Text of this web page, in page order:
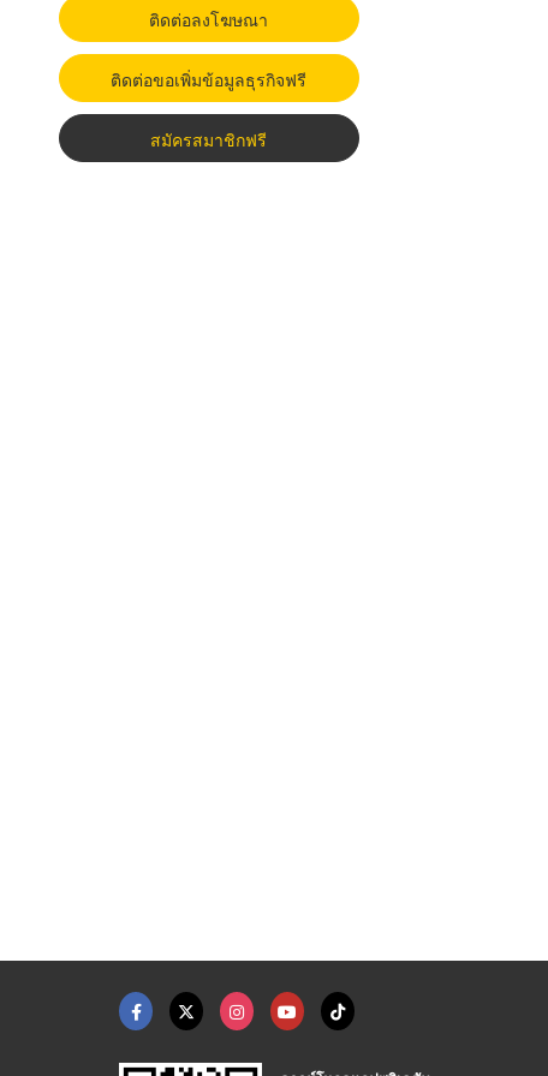
ติดต่อลงโฆษณา
ติดต่อขอเพิ่มข้อมูลธุรกิจฟรี
สมัครสมาชิกฟรี